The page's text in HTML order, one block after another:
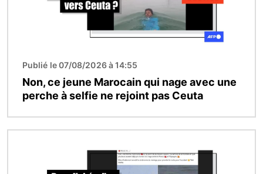
Publié le 07/08/2026 à 14:55
Non, ce jeune Marocain qui nage avec une
perche à selfie ne rejoint pas Ceuta